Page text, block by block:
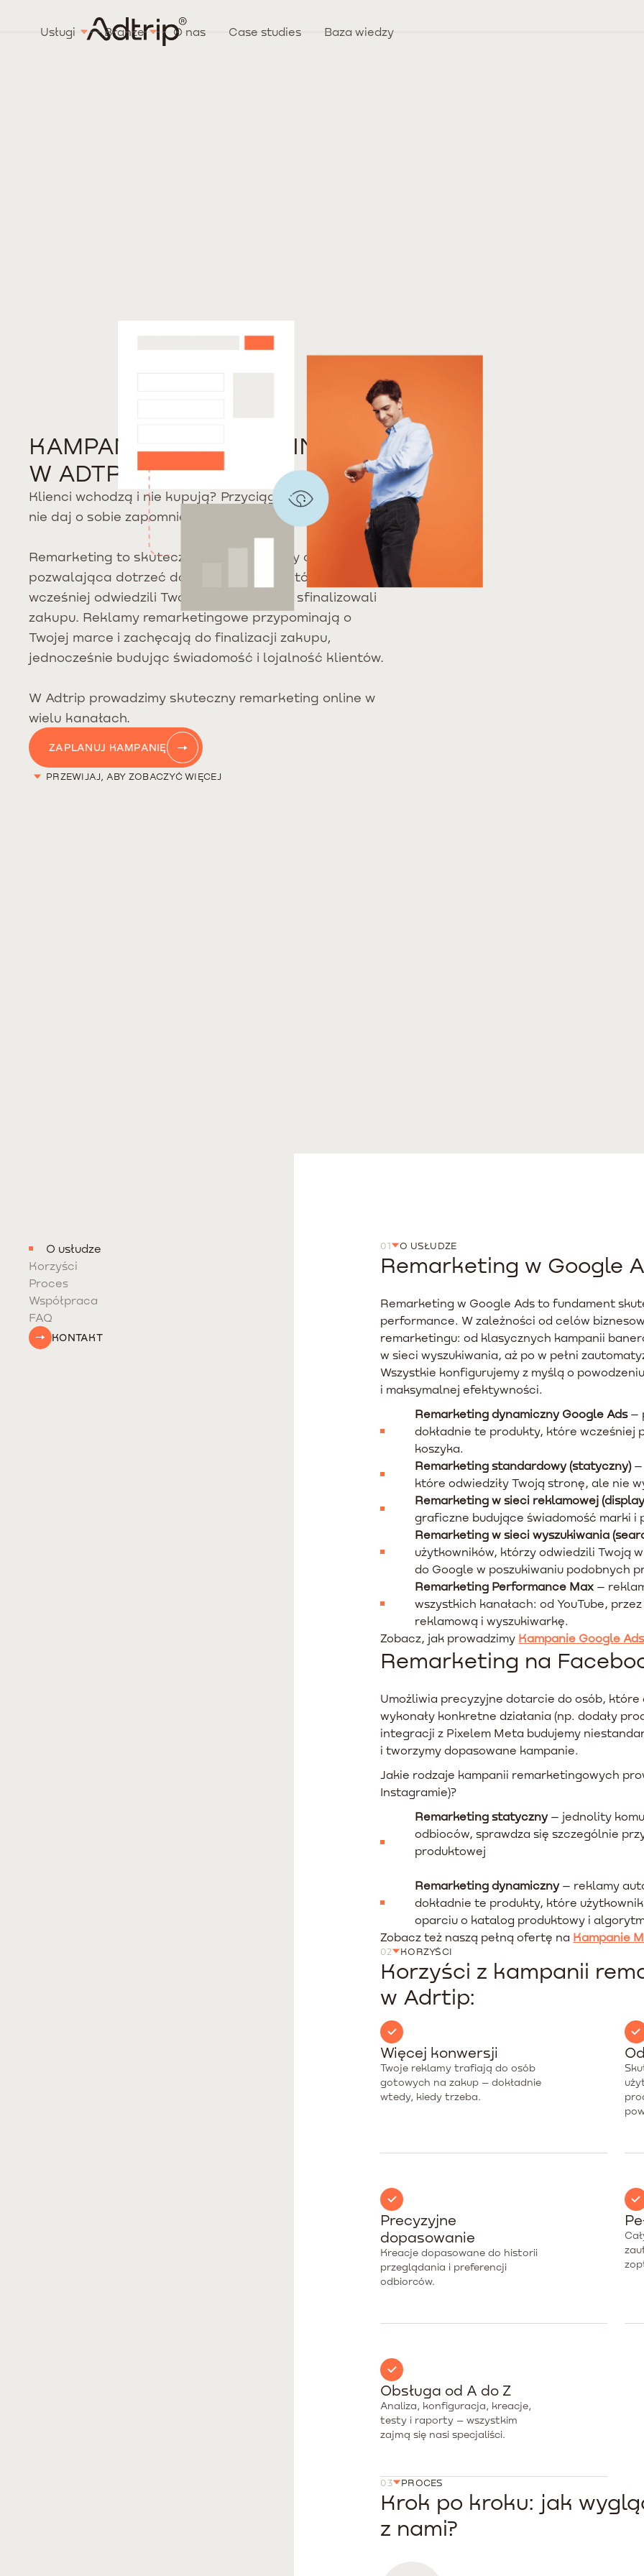
Usługi Branże O nas Case studies Baza wiedzy
KAMPANIE REMARKETINGOWE
W ADTRIP
Klienci wchodzą i nie kupują? Przyciągnij ich ponownie i
nie daj o sobie zapomnieć!
Remarketing to skuteczna forma reklamy online,
pozwalająca dotrzeć do użytkowników, którzy
wcześniej odwiedzili Twoją stronę, ale nie sfinalizowali
zakupu. Reklamy remarketingowe przypominają o
Twojej marce i zachęcają do finalizacji zakupu,
jednocześnie budując świadomość i lojalność klientów.
W Adtrip prowadzimy skuteczny remarketing online w
wielu kanałach.
ZAPLANUJ KAMPANIĘ
PRZEWIJAJ, ABY ZOBACZYĆ WIĘCEJ
O usłudze
Korzyści
Proces
Współpraca
FAQ
KONTAKT
01 O USŁUDZE
Remarketing w Google
Remarketing w Google Ads to fundament
performance. W zależności od celów
remarketingu: od klasycznych kampanii
w sieci wyszukiwania, aż po w pełni
Wszystkie konfigurujemy z myślą o
i maksymalnej efektywności.
Remarketing dynamiczny Google Ads–
dokładnie te produkty, które wcześniej
koszyka.
Remarketing standardowy (statyczny)–
które odwiedziły Twoją stronę, ale nie
Remarketing w sieci reklamowej
graficzne budujące świadomość marki i
Remarketing w sieci wyszukiwania
użytkowników, którzy odwiedzili Twoją
do Google w poszukiwaniu podobnych
Remarketing Performance Max –
wszystkich kanałach: od YouTube,
reklamową i wyszukiwarkę.
Zobacz, jak prowadzimy Kampanie Google Ads
Remarketing na
Umożliwia precyzyjne dotarcie do osób, które
wykonały konkretne działania (np. dodały
integracji z Pixelem Meta budujemy
i tworzymy dopasowane kampanie.
Jakie rodzaje kampanii remarketingowych
Instagramie)?
Remarketing statyczny– jednolity
odbioców, sprawdza się szczególnie
produktowej
Remarketing dynamiczny– reklamy
dokładnie te produkty, które
oparciu o katalog produktowy i
Zobacz też naszą pełną ofertę na Kampanie
02 KORZYŚCI
Korzyści z kampanii
w Adrtip:
Więcej konwersji
Twoje reklamy trafiają do osób
gotowych na zakup – dokładnie
wtedy, kiedy trzeba.
Precyzyjne
dopasowanie
Kreacje dopasowane do historii
przeglądania i preferencji
odbiorców.
Obsługa od A do Z
Analiza, konfiguracja, kreacje,
testy i raporty – wszystkim
zajmą się nasi specjaliści.
03 PROCES
Krok po kroku: jak
z nami?